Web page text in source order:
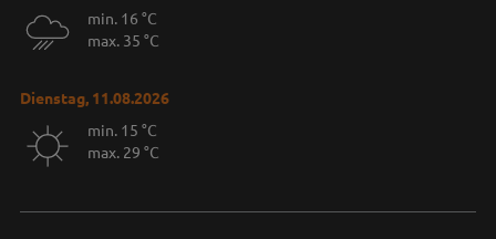
min. 16 °C
max. 35 °C
Dienstag, 11.08.2026
min. 15 °C
max. 29 °C